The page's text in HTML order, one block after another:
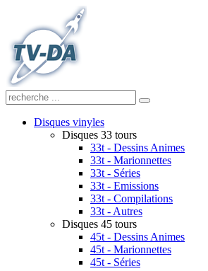
Disques vinyles
Disques 33 tours
33t - Dessins Animes
33t - Marionnettes
33t - Séries
33t - Emissions
33t - Compilations
33t - Autres
Disques 45 tours
45t - Dessins Animes
45t - Marionnettes
45t - Séries